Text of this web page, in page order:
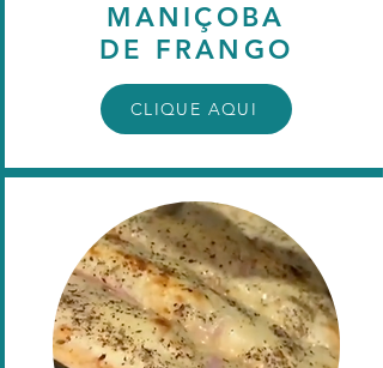
MANIÇOBA
DE FRANGO
CLIQUE AQUI